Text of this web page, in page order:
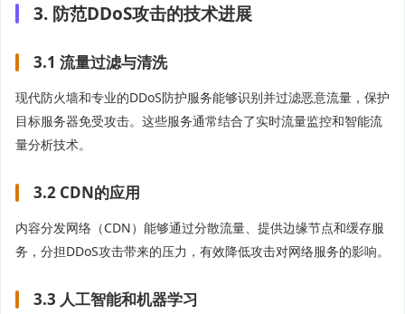
3. 防范DDoS攻击的技术进展
3.1 流量过滤与清洗
现代防火墙和专业的DDoS防护服务能够识别并过滤恶意流量，保护
目标服务器免受攻击。这些服务通常结合了实时流量监控和智能流
量分析技术。
3.2 CDN的应用
内容分发网络（CDN）能够通过分散流量、提供边缘节点和缓存服
务，分担DDoS攻击带来的压力，有效降低攻击对网络服务的影响。
3.3 人工智能和机器学习